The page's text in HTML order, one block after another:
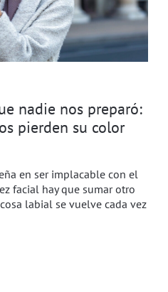
nadie nos preparó:
pierden su color
en ser implacable con el
facial hay que sumar otro
labial se vuelve cada vez